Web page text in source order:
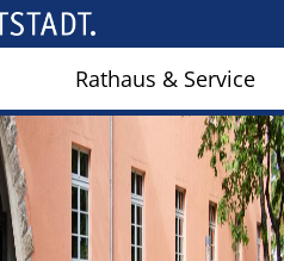
Rathaus & Service